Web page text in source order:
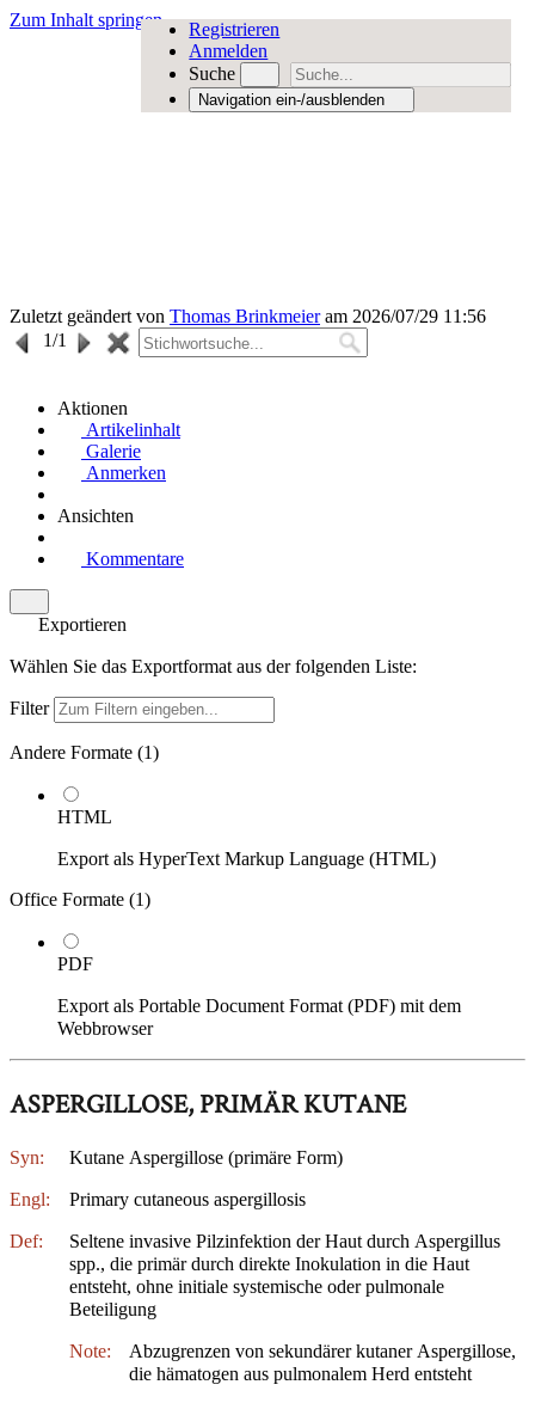
Zum Inhalt springen
Registrieren
Anmelden
Suche
Navigation ein-/ausblenden
Zuletzt geändert von Thomas Brinkmeieram 2026/07/29 11:56
1/1
Aktionen
Artikelinhalt
Galerie
Anmerken
Ansichten
Kommentare
Exportieren
Wählen Sie das Exportformat aus der folgenden Liste:
Filter
Andere Formate (1)
HTML
Export als HyperText Markup Language (HTML)
Office Formate (1)
PDF
Export als Portable Document Format (PDF) mit dem
Webbrowser
ASPERGILLOSE, PRIMÄR KUTANE
Syn: Kutane Aspergillose (primäre Form)
Engl: Primary cutaneous aspergillosis
Def:
Seltene invasive Pilzinfektion der Haut durch Aspergillus
spp., die primär durch direkte Inokulation in die Haut
entsteht, ohne initiale systemische oder pulmonale
Beteiligung
Note:
Abzugrenzen von sekundärer kutaner Aspergillose,
die hämatogen aus pulmonalem Herd entsteht